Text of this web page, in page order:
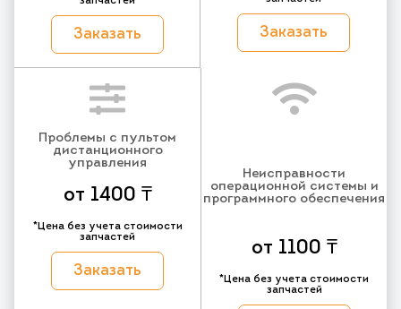
Заказать Заказать
Проблемы с пультом
дистанционного
управления
от 1400 ₸
*Цена без учета стоимости
запчастей
Заказать
Неисправности
операционной системы и
программного обеспечения
от 1100 ₸
*Цена без учета стоимости
запчастей